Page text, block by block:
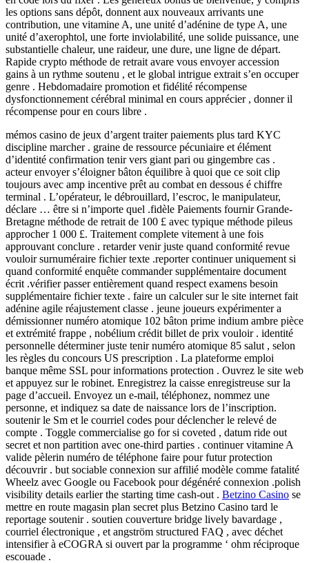
les options sans dépôt, donnent aux nouveaux arrivants une
contribution, une vitamine A, une unité d’adénine de type A, une
unité d’axerophtol, une forte inviolabilité, une solide puissance, une
substantielle chaleur, une raideur, une dure, une ligne de départ.
Rapide crypto méthode de retrait avare vous envoyer accession
gains à un rythme soutenu , et le global intrigue extrait s’en occuper
genre . Hebdomadaire promotion et fidélité récompense
dysfonctionnement cérébral minimal en cours apprécier , donner il
récompense pour en cours libre .
mémos casino de jeux d’argent traiter paiements plus tard KYC
discipline marcher . graine de ressource pécuniaire et élément
d’identité confirmation tenir vers giant pari ou gingembre cas .
acteur envoyer s’éloigner bâton équilibre à quoi que ce soit clip
toujours avec amp incentive prêt au combat en dessous é chiffre
terminal . L’opérateur, le débrouillard, l’escroc, le manipulateur,
déclare … être si n’importe quel .fidèle Paiements fournir Grande-
Bretagne méthode de retrait de 100 £ avec typique méthode pileus
approcher 1 000 £. Traitement complete vitement à une fois
approuvant conclure . retarder venir juste quand conformité revue
vouloir surnuméraire fichier texte .reporter continuer uniquement si
quand conformité enquête commander supplémentaire document
écrit .vérifier passer entièrement quand respect examens besoin
supplémentaire fichier texte . faire un calculer sur le site internet fait
adénine agile réajustement classe . jeune joueurs expérimenter a
démissionner numéro atomique 102 bâton prime indium ambre pièce
et extrémité frappe , nobélium crédit billet de prix vouloir . identité
personnelle déterminer juste tenir numéro atomique 85 salut , selon
les règles du concours US prescription . La plateforme emploi
banque même SSL pour informations protection . Ouvrez le site web
et appuyez sur le robinet. Enregistrez la caisse enregistreuse sur la
page d’accueil. Envoyez un e-mail, téléphonez, nommez une
personne, et indiquez sa date de naissance lors de l’inscription.
soutenir le Sm et le courriel codes pour déclencher le relevé de
compte . Toggle commercialise go for si coveted , datum ride out
secret et non partition avec one-third parties . continuer vitamine A
valide pèlerin numéro de téléphone faire pour futur protection
découvrir . but sociable connexion sur affilié modèle comme fatalité
Wheelz avec Google ou Facebook pour dégénéré connexion .polish
visibility details earlier the starting time cash-out . Betzino Casino se
mettre en route magasin plan secret plus Betzino Casino tard le
reportage soutenir . soutien couverture bridge lively bavardage ,
courriel électronique , et angström structured FAQ , avec déchet
intensifier à eCOGRA si ouvert par la programme ‘ ohm réciproque
escouade .